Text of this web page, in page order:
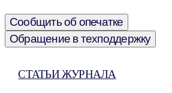
Сообщить об опечатке
Обращение в техподдержку
СТАТЬИ ЖУРНАЛА